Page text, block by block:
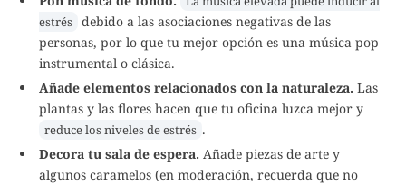
estrés debido a las asociaciones negativas de las
personas, por lo que tu mejor opción es una música pop
instrumental o clásica.
Añade elementos relacionados con la naturaleza. Las
plantas y las flores hacen que tu oficina luzca mejor y
reduce los niveles de estrés .
Decora tu sala de espera. Añade piezas de arte y
algunos caramelos (en moderación, recuerda que no